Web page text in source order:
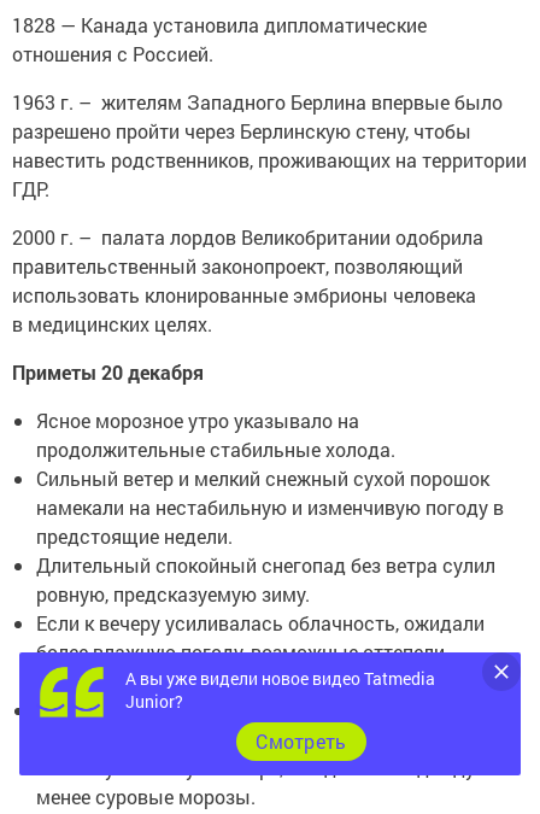
1828 — Канада установила дипломатические
отношения с Россией.
1963 г. – жителям Западного Берлина впервые было
разрешено пройти через Берлинскую стену, чтобы
навестить родственников, проживающих на территории
ГДР.
2000 г. – палата лордов Великобритании одобрила
правительственный законопроект, позволяющий
использовать клонированные эмбрионы человека
в медицинских целях.
Приметы 20 декабря
Ясное морозное утро указывало на
продолжительные стабильные холода.
Сильный ветер и мелкий снежный сухой порошок
намекали на нестабильную и изменчивую погоду в
предстоящие недели.
Длительный спокойный снегопад без ветра сулил
ровную, предсказуемую зиму.
Если к вечеру усиливалась облачность, ожидали
более влажную погоду, возможные оттепели
ближе к праздникам.
Появление к midday (к середине дня) легкой дымки
или тумана связывали с переходом к более
мягкому климату в январе, что давало надежду на
менее суровые морозы.
А вы уже видели новое видео Tatmedia
Junior?
Cмотреть